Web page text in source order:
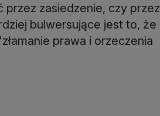
przez zasiedzenie, czy przez
bulwersujące jest to, że
prawa i orzeczenia